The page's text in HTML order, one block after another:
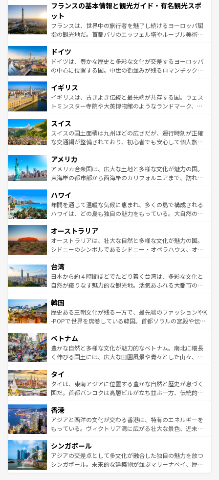
ませてくれるイタリアで、忘れられない旅をしてみよう！
なお、新着のイタリア情報は
しい。
文化が根付くこの国では、情熱的なフラメンコ、熱気あふ
れる闘牛、そして美味しいタパスが生活の一部となってい
る。首都マドリードの洗練された雰囲気や、バルセロナの
アートに溢れた街角から、地方では古代ローマ遺跡や中世
せる。地方によって風土や気候が異なるスペインはその個
性で訪れる人を魅了する。 なお、新着のスペイン情報は コ
ンテンツ一覧を参照してほしい。
フランスの基本情報と観光ガイド・有名観光スポ
ット
フランスは、世界中の旅行者を魅了し続けるヨーロッパ屈
指の観光地だ。首都パリのエッフェル塔やルーブル美術館
で、幅広い魅力が詰まっている。華麗な宮殿、歴史的な大
聖堂、美しいビーチ、そして豊かな自然が、訪れる者を心
から魅了する。また、フランスは美食の国としても知ら
いる。シャンパンの発祥地であるランス、プロヴァンスの
香り高いラベンダー畑など、多彩な楽しみ方が可能だ。さ
らに、パリ以外の地域にも魅力が溢れており、どの街角に
れる地方に足を運ぶとそれぞれで全く異なる文化を体験で
きるだろう。 なお、新着のフランス情報はコンテンツ一覧
を参照してほしい。
ドイツ
ドイツは、豊かな歴史と多彩な文化が交差するヨーロッパ
の中心に位置する国。中世の街並みが残るロマンチック街
顔を持つこの国は、どこを歩いても飽きることがない。ベ
ルリンの文化的活気、バイエルン州のアルプスの絶景、そ
してライン川沿いのワイン畑といった風景は必見。ビール
は、お酒好きな人にはぜひ体験してほしい。 なお、新着の
ドイツ情報はコンテンツ一覧を参照してほしい。
イギリス
イギリスは、古きよき伝統と最先端が共存する国。ウェス
トミンスター寺院や大英博物館のようなランドマーク、歴
リアごとに異なる魅力がある。また、優雅なアフタヌーン
ティー、ビール好きにはたまらない英国パブ、サッカー観
戦など、本場だからこそできる体験も豊富。イギリスを旅
ンツ一覧を参照してほしい。
スイス
スイスの国土面積は九州ほどの広さだが、運行時刻が正確
な交通網が整備されており、初心者でも安心して個人旅行
の建物がそのまま残る町や、スイスならではのユニークな
博物館もあり、アルプス観光だけでなく町歩きも満喫する
ことができる。国民の所得が高いため物価も高いが、旅行
ば市内交通費無料で観光を楽しむこともできる。 なお、新
着のスイス情報はコンテンツ一覧 を参照してほしい。
アメリカ
アメリカ合衆国は、広大な土地と多様な文化が魅力の国。
東海岸の都市部から西海岸のカリフォルニアまで、訪れる
のような巨大都市は、観光、ショッピング、エンターテイ
ンメントが詰まった刺激的なスポットだ。一方、アメリカ
西部には大自然が広がり、グランドキャニオンやイエロー
部のニューオーリンズでは、音楽と美食が融合した独特の
文化が魅力。旅行者はアメリカの各地域で異なる魅力を楽
しみながら、その多様性と豊かな歴史を感じることができ
ならではの贅沢な旅のスタイルだ。 なお、新着のアメリカ
情報はコンテンツ一覧を参照してほしい。
ハワイ
年間を通じて温暖な気候に恵まれ、多くの島で構成される
ハワイは、どの島も独自の魅力をもっている。大自然の神
ワイ島は見逃せない。また、定番の観光地といえばオアフ
島だが、静かな自然を求めるならマウイ島やカウアイ島が
おすすめ。エメラルドグリーンに輝く海をはじめ、豊かな
れるおもてなしの心で訪れる人々を迎えてくれるハワイの
人々、おいしいローカルフードやハワイアンミュージッ
ク、伝統的なフラダンスなど、すべてがハワイの魅力を彩
ワイを、存分に味わってほしい。 なお、新着のハワイ情報
はコンテンツ一覧を参照してほしい。
オーストラリア
オーストラリアは、壮大な自然と多様な文化が魅力の国。
シドニーのシンボルであるシドニー・オペラハウス、オー
リアリーフや大陸中央部にそびえるウルル（エアーズロッ
ク）、タスマニアの美しい原生林やケアンズの熱帯雨林な
ど、見どころがたくさん。また、カフェやワイン、オージ
いる。アクティビティも充実しており、サーフィンやダイ
ビング、ハイキングなど、アウトドア好きにはたまらな
い。オーストラリアの多彩な魅力を存分に味わいつくそ
参照してほしい。
台湾
日本から約４時間ほどでたどり着く台湾は、多彩な文化と
自然が織りなす魅力的な観光地。活気あふれる大都市の台
ン）、静ひつな山岳地帯である台湾東部など、都市の喧騒
と山間の静けさが共存しており、訪れる人に新しい発見と
驚きをもたらしてくれる。また、奥深い台湾の食文化も魅
容にもいいと評判のスイーツなど、バラエティ豊かな料理
が味わえる。 なお、新着の台湾情報は コンテンツ一覧を参
照してほしい。
韓国
歴史ある王朝文化が残る一方で、最先端のファッションやK
-POPで世界を席巻している韓国。首都ソウルの宮殿や伝統
き、地方に足を延ばせば四季折々の自然美を楽しむことが
できる。そして、キムチや焼肉、絶品のストリートフード
まで、さまざまな韓国料理が待っている。夜には、韓国な
リティに包まれながら、韓国の多彩な魅力を心ゆくまで味
わってみてほしい。 なお、新着の韓国情報はコンテンツ一
覧を参照してほしい。
ベトナム
豊かな自然と多様な文化が魅力的なベトナム。南北に細長
く伸びる国土には、広大な田園風景や青々とした山々、世
急速な発展と共に伝統が息づく。ハノイの古い町並みやホ
ーチミン市のフランス統治時代の建物も、独特の雰囲気を
醸し出している。また、バラエティの豊かさとおいしさで
とつ。フォーやバインミー、ベトナムコーヒーなどは、ぜ
ひ現地で味わいたい。どの地域を訪れてもあたたかい人々
が旅行者を迎えてくれるので、きっと忘れられない旅にな
参照してほしい。
タイ
タイは、東南アジアに位置する豊かな自然と歴史が息づく
国だ。首都バンコクは高層ビルが立ち並ぶ一方、伝統的な
の活気が交差している。北部ではチェンマイなどの山岳地
帯で自然と触れ合い、南部ではプーケットやクラビの美し
いビーチでリゾート気分を楽しむことができる。タイ料理
激する。気候は一年中温暖で、どの季節にも異なる楽しみ
が待っている。親しみやすいタイの人々、仏教を中心とし
た文化、そして多様な観光資源が、訪れる旅人を魅了し続
香港
アジアと西洋の文化が交わる香港は、特有のエネルギーを
もっている。ヴィクトリア湾に広がる壮大な景色、近未来
み、どこを訪れても感動するはず。観光スポットが密集し
ており、効率よく見どころを回れるのも魅力。息をのむよ
うな絶景から文化的な体験まで、香港を存分に楽しみ尽く
シンガポール
アジアの交差点として多文化が融合した独自の魅力を放つ
シンガポール。未来的な建築物が並ぶマリーナベイ、歴史